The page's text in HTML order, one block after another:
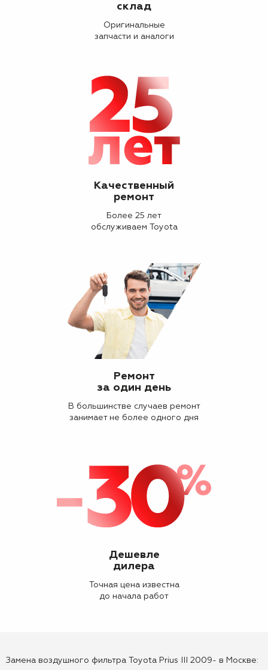
склад
Оригинальные
запчасти и аналоги
Качественный
ремонт
Более 25 лет
обслуживаем Toyota
Ремонт
за один день
В большинстве случаев ремонт
занимает не более одного дня
Дешевле
дилера
Точная цена известна
до начала работ
Замена воздушного фильтра Toyota Prius III 2009- в Москве: